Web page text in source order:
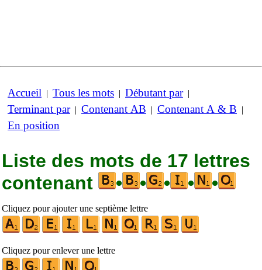
Accueil | Tous les mots | Débutant par|
Terminant par| Contenant AB | Contenant A & B |
En position
Liste des mots de 17 lettres
contenant
• • • • •
Cliquez pour ajouter une septième lettre
Cliquez pour enlever une lettre